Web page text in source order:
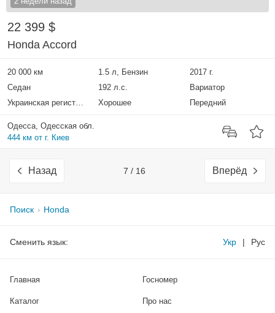
22 399 $
Honda Accord
20 000 км 1.5 л, Бензин
2017 г.
Седан
192 л.с.
Вариатор
Украинская регистрация
Хорошее Передний
Одесса, Одесская обл.
444 км от г. Киев
Назад 7 / 16 Вперёд
Поиск Honda
Сменить язык: Укр | Рус
Главная
Каталог
Госномер
Про нас